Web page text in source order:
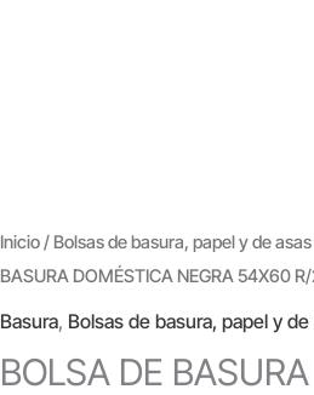
Inicio/ Bolsas de basura, papel y de asas
BASURA DOMÉSTICA NEGRA 54X60
Basura, Bolsas de basura, papel y de
BOLSA DE